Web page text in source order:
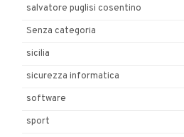
salvatore puglisi cosentino
Senza categoria
sicilia
sicurezza informatica
software
sport